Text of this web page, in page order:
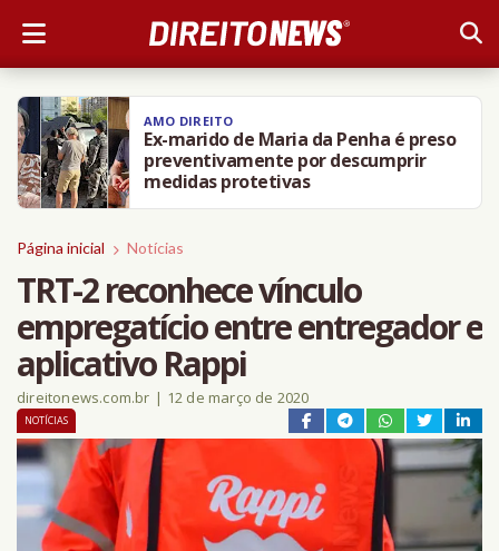
AMO DIREITO
Ex-marido de Maria da Penha é preso
preventivamente por descumprir
medidas protetivas
Página inicial Notícias
TRT-2 reconhece vínculo
empregatício entre entregador e
aplicativo Rappi
direitonews.com.br | 12 de março de 2020
NOTÍCIAS